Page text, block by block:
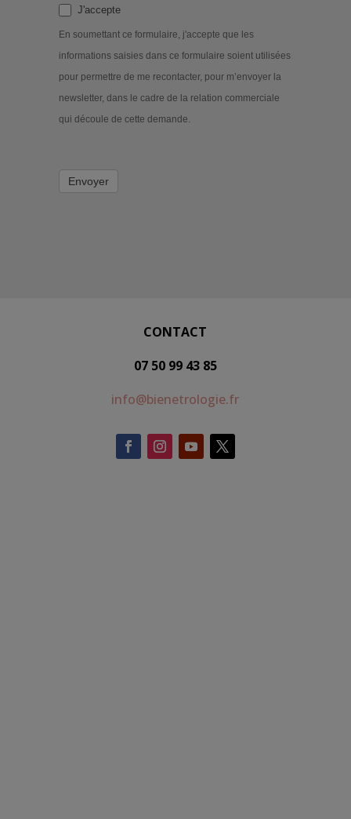
J'accepte
En soumettant ce formulaire, j'accepte que les
informations saisies dans ce formulaire soient utilisées
pour permettre de me recontacter, pour m’envoyer la
newsletter, dans le cadre de la relation commerciale
qui découle de cette demande.
Envoyer
CONTACT
07 50 99 43 85
info@bienetrologie.fr